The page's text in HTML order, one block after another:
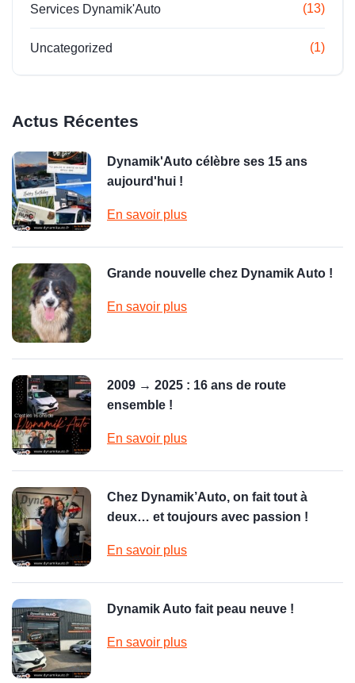
Services Dynamik'Auto (13)
Uncategorized (1)
Actus Récentes
Dynamik'Auto célèbre ses 15 ans
aujourd'hui !
En savoir plus
Grande nouvelle chez Dynamik Auto !
En savoir plus
2009 → 2025 : 16 ans de route
ensemble !
En savoir plus
Chez Dynamik’Auto, on fait tout à
deux… et toujours avec passion !
En savoir plus
Dynamik Auto fait peau neuve !
En savoir plus